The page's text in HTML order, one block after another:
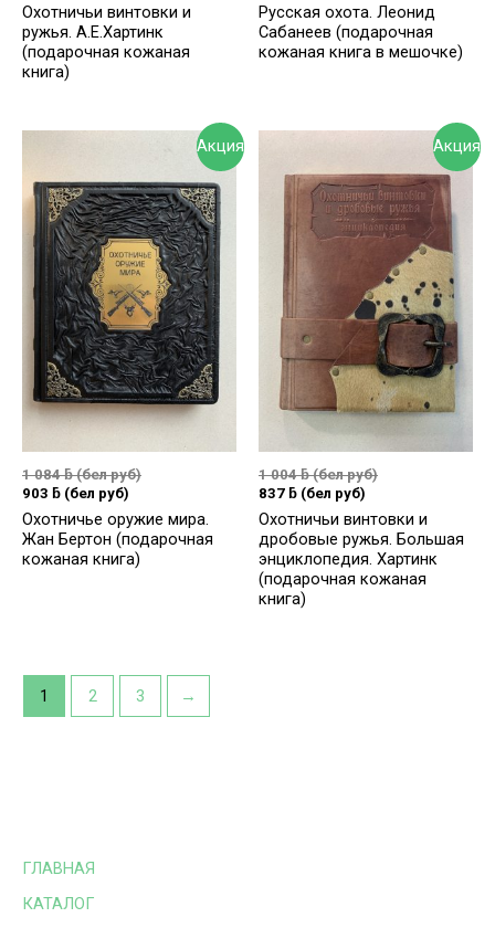
ГЛАВНАЯ
КАТАЛОГ
Охотничьи винтовки и
ружья. А.Е.Хартинк
(подарочная кожаная
книга)
Русская охота. Леонид
Сабанеев (подарочная
кожаная книга в мешочке)
Акция
1 084ƃ(бел руб)
903 ƃ (бел руб)
Охотничье оружие мира.
Жан Бертон (подарочная
кожаная книга)
Акция
1 004ƃ(бел руб)
837 ƃ (бел руб)
Охотничьи винтовки и
дробовые ружья. Большая
энциклопедия. Хартинк
(подарочная кожаная
книга)
1 2 3 →